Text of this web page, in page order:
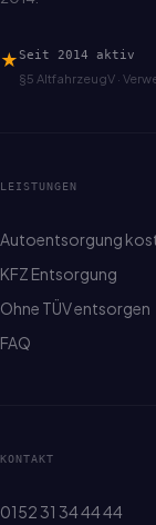
★ Seit 2014 aktiv
§5 AltfahrzeugV ·
LEISTUNGEN
Autoentsorgung
KFZ Entsorgung
Ohne TÜV entsorgen
FAQ
KONTAKT
0152 31 34 44 44